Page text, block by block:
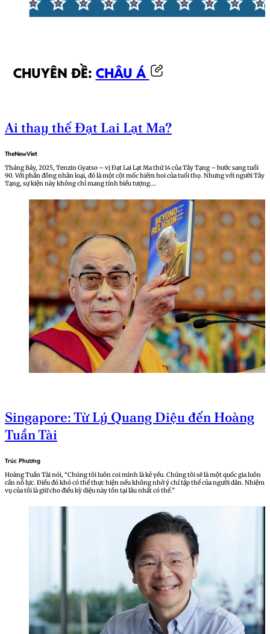
CHUYÊN ĐỀ: CHÂU Á
Ai thay thế Đạt Lai Lạt Ma?
TheNewViet
Tháng Bảy, 2025, Tenzin Gyatso – vị Đạt Lai Lạt Ma thứ 14 của Tây Tạng – bước sang tuổi
90. Với phần đông nhân loại, đó là một cột mốc hiếm hoi của tuổi thọ. Nhưng với người Tây
Tạng, sự kiện này không chỉ mang tính biểu tượng….
Singapore: Từ Lý Quang Diệu đến Hoàng
Tuần Tài
Trúc Phương
Hoàng Tuần Tài nói, “Chúng tôi luôn coi mình là kẻ yếu. Chúng tôi sẽ là một quốc gia luôn
cần nỗ lực. Điều đó khó có thể thực hiện nếu không nhờ ý chí tập thể của người dân. Nhiệm
vụ của tôi là giữ cho điều kỳ diệu này tồn tại lâu nhất có thể.”